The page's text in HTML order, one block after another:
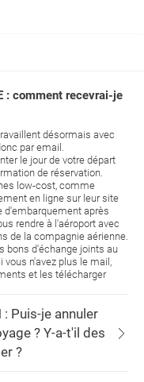
: comment recevrai-je
désormais avec
par email.
le jour de votre départ
de réservation.
low-cost, comme
en ligne sur leur site
d'embarquement après
rendre à l'aéroport avec
de la compagnie aérienne.
bons d'échange joints au
vous n'avez plus le mail,
et les télécharger
: Puis-je annuler
? Y-a-t'il des
?